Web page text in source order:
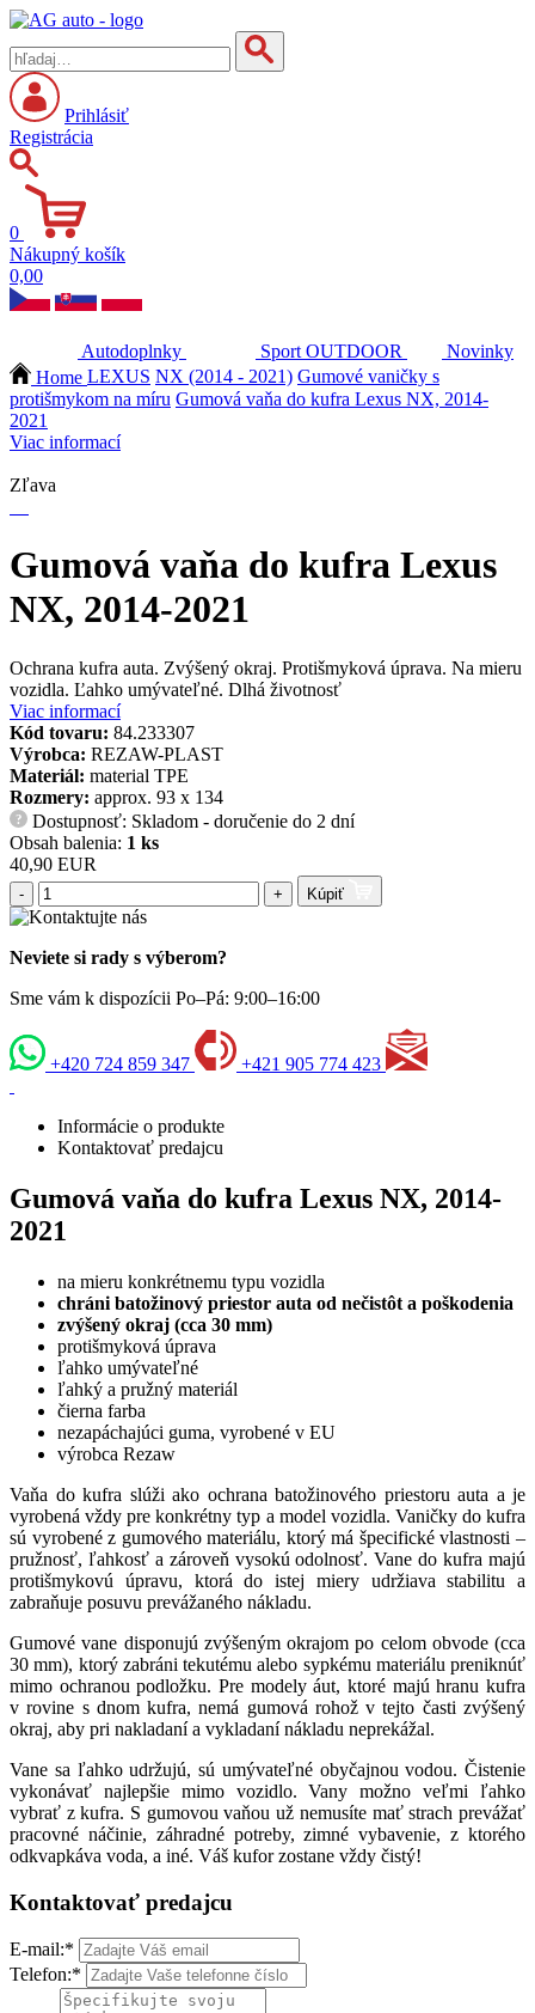
Prihlásiť
Registrácia
0
Nákupný košík
0,00
Autodoplnky Sport OUTDOOR
Novinky
Home LEXUS NX (2014 - 2021) Gumové vaničky s
protišmykom na míru Gumová vaňa do kufra Lexus NX, 2014-
2021
Viac informací
Zľava
Gumová vaňa do kufra Lexus
NX, 2014-2021
Ochrana kufra auta. Zvýšený okraj. Protišmyková úprava. Na mieru
vozidla. Ľahko umývateľné. Dlhá životnosť
Viac informací
Kód tovaru: 84.233307
Výrobca: REZAW-PLAST
Materiál: material TPE
Rozmery: approx. 93 x 134
?
Dostupnosť: Skladom - doručenie do 2 dní
Obsah balenia: 1 ks
40,90 EUR
- + Kúpiť
Neviete si rady s výberom?
Sme vám k dispozícii Po–Pá: 9:00–16:00
+420 724 859 347 +421 905 774 423
Informácie o produkte
Kontaktovať predajcu
Gumová vaňa do kufra Lexus NX, 2014-
2021
na mieru konkrétnemu typu vozidla
chráni batožinový priestor auta od nečistôt a poškodenia
zvýšený okraj (cca 30 mm)
protišmyková úprava
ľahko umývateľné
ľahký a pružný materiál
čierna farba
nezapáchajúci guma, vyrobené v EU
výrobca Rezaw
Vaňa do kufra slúži ako ochrana batožinového priestoru auta a je
vyrobená vždy pre konkrétny typ a model vozidla. Vaničky do kufra
sú vyrobené z gumového materiálu, ktorý má špecifické vlastnosti –
pružnosť, ľahkosť a zároveň vysokú odolnosť. Vane do kufra majú
protišmykovú úpravu, ktorá do istej miery udržiava stabilitu a
zabraňuje posuvu prevážaného nákladu.
Gumové vane disponujú zvýšeným okrajom po celom obvode (cca
30 mm), ktorý zabráni tekutému alebo sypkému materiálu preniknúť
mimo ochranou podložku. Pre modely áut, ktoré majú hranu kufra
v rovine s dnom kufra, nemá gumová rohož v tejto časti zvýšený
okraj, aby pri nakladaní a vykladaní nákladu neprekážal.
Vane sa ľahko udržujú, sú umývateľné obyčajnou vodou. Čistenie
vykonávať najlepšie mimo vozidlo. Vany možno veľmi ľahko
vybrať z kufra. S gumovou vaňou už nemusíte mať strach prevážať
pracovné náčinie, záhradné potreby, zimné vybavenie, z ktorého
odkvapkáva voda, a iné. Váš kufor zostane vždy čistý!
Kontaktovať predajcu
E-mail:*
Telefon:*